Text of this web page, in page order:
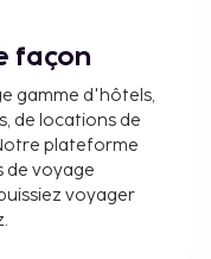
enfants, doivent
une pièce
ou leur
espèces
façon
gamme d'hôtels,
de locations de
plateforme
de voyage
voyager